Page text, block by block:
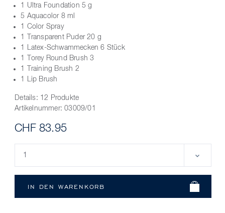
1 Ultra Foundation 5 g
5 Aquacolor 8 ml
1 Color Spray
1 Transparent Puder 20 g
1 Latex-Schwammecken 6 Stück
1 Torey Round Brush 3
1 Training Brush 2
1 Lip Brush
Details: 12 Produkte
Artikelnummer:03009/01
CHF 83.95